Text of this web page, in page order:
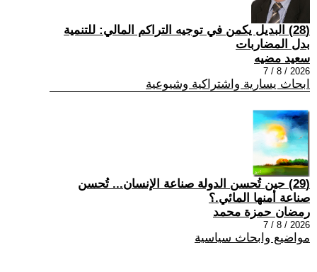
(28) البديل يكمن في توجيه التراكم المالي: للتنمية
بدل المضاربات
سعيد مضيه
2026 / 8 / 7
ابحاث يسارية واشتراكية وشيوعية
(29) حين تُحسن الدولة صناعة الإنسان... تُحسن
صناعة أمنها المائي.؟
رمضان حمزة محمد
2026 / 8 / 7
مواضيع وابحاث سياسية